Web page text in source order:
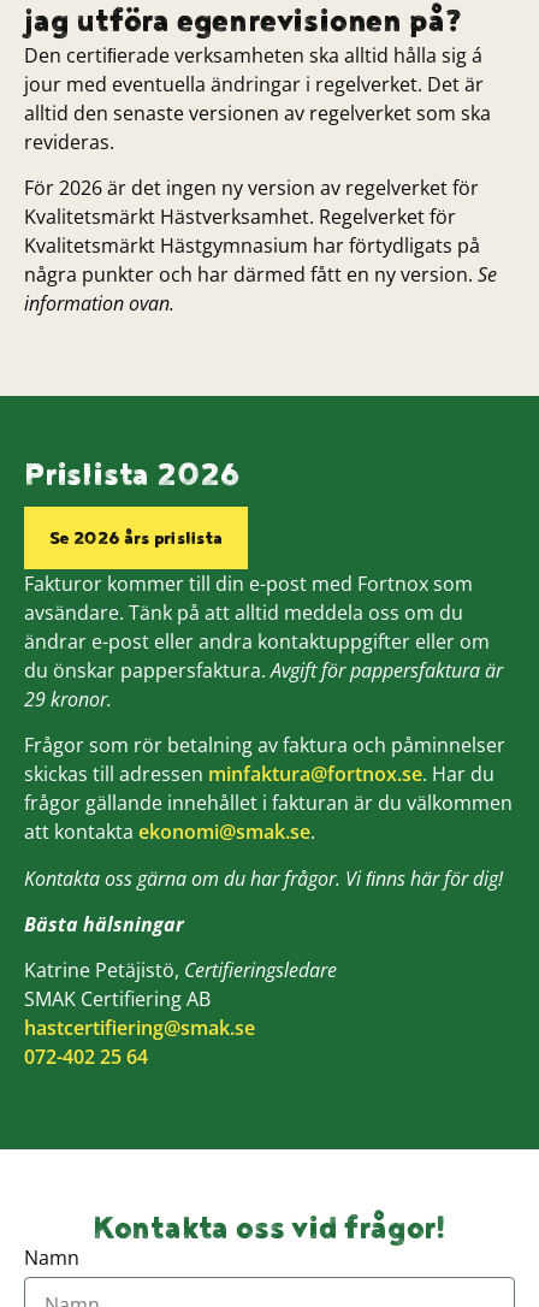
jag utföra egenrevisionen på?
Den certiﬁerade verksamheten ska alltid hålla sig á
jour med eventuella ändringar i regelverket. Det är
alltid den senaste versionen av regelverket som ska
revideras.
För 2026 är det ingen ny version av regelverket för
Kvalitetsmärkt Hästverksamhet. Regelverket för
Kvalitetsmärkt Hästgymnasium har förtydligats på
några punkter och har därmed fått en ny version. Se
information ovan.
Prislista 2026
Se 2026 års prislista
Fakturor kommer till din e-post med Fortnox som
avsändare. Tänk på att alltid meddela oss om du
ändrar e-post eller andra kontaktuppgifter eller om
du önskar pappersfaktura.Avgift för pappersfaktura är
29 kronor.
Frågor som rör betalning av faktura och påminnelser
skickas till adressen minfaktura@fortnox.se. Har du
frågor gällande innehållet i fakturan är du välkommen
att kontakta ekonomi@smak.se.
Kontakta oss gärna om du har frågor. Vi ﬁnns här för dig!
Bästa hälsningar
Katrine Petäjistö, Certifieringsledare
SMAK Certifiering AB
hastcertifiering@smak.se
072-402 25 64
Kontakta oss vid frågor!
Namn